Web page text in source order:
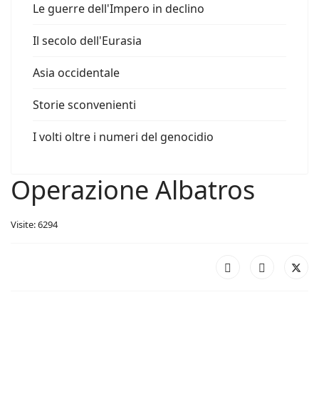
Le guerre dell'Impero in declino
Il secolo dell'Eurasia
Asia occidentale
Storie sconvenienti
I volti oltre i numeri del genocidio
Operazione Albatros
Visite: 6294